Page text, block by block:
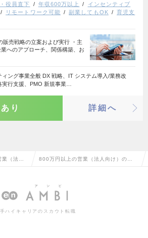
役員直下 年収600万以上
インセンティブ
リモートワーク可能 副業してもOK
育児支
販売戦略の立案および実行 ・主
へのアプローチ、関係構築、お
ィング事業全般 DX 戦略、IT システム導入/業務改
実行支援、PMO 新規事業…
り 詳細へ
業（法人 800万円以上の営業（法人向け）の転
ハイキャリアのスカウト転職